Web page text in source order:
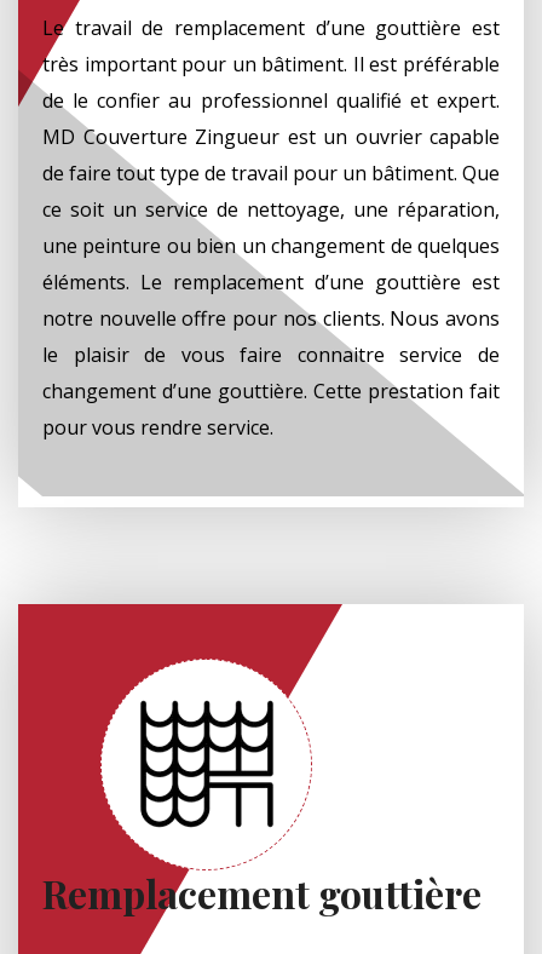
Le travail de remplacement d’une gouttière est
très important pour un bâtiment. Il est préférable
de le confier au professionnel qualifié et expert.
MD Couverture Zingueur est un ouvrier capable
de faire tout type de travail pour un bâtiment. Que
ce soit un service de nettoyage, une réparation,
une peinture ou bien un changement de quelques
éléments. Le remplacement d’une gouttière est
notre nouvelle offre pour nos clients. Nous avons
le plaisir de vous faire connaitre service de
changement d’une gouttière. Cette prestation fait
pour vous rendre service.
Remplacement gouttière